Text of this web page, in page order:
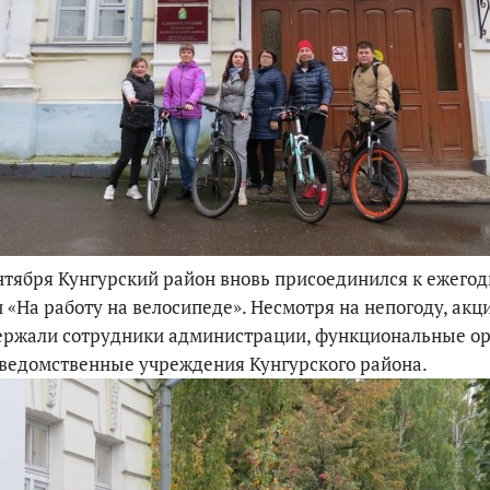
Кунгурский район вновь присоединился к
«На работу на велосипеде». Несмотря на непогоду,
сотрудники администрации, функциональные
учреждения Кунгурского района.
По итогам первой